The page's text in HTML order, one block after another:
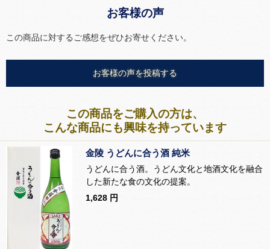
お客様の声
この商品に対するご感想をぜひお寄せください。
お客様の声を投稿する
この商品をご購入の方は、
こんな商品にも興味を持っています
金陵 うどんに合う酒 純米
うどんに合う酒。うどん文化と地酒文化を融合
した新たな食の文化の提案。
1,628 円